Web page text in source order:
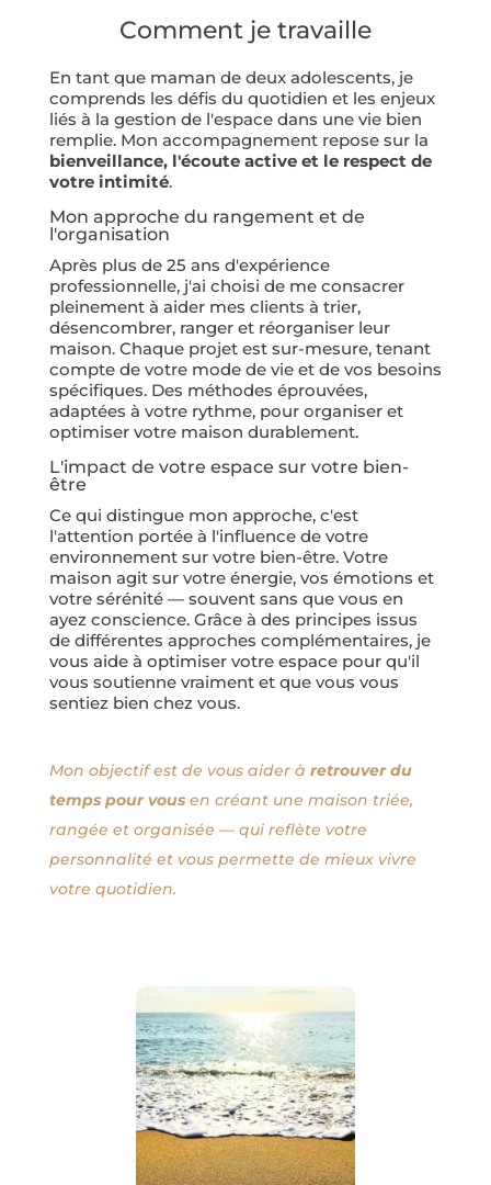
Comment je travaille
En tant que maman de deux adolescents, je
comprends les défis du quotidien et les enjeux
liés à la gestion de l'espace dans une vie bien
remplie. Mon accompagnement repose sur la
bienveillance, l'écoute active et le respect de
votre intimité.
Mon approche du rangement et de
l'organisation
Après plus de 25 ans d'expérience
professionnelle, j'ai choisi de me consacrer
pleinement à aider mes clients à trier,
désencombrer, ranger et réorganiser leur
maison. Chaque projet est sur-mesure, tenant
compte de votre mode de vie et de vos besoins
spécifiques. Des méthodes éprouvées,
adaptées à votre rythme, pour organiser et
optimiser votre maison durablement.
L'impact de votre espace sur votre bien-
être
Ce qui distingue mon approche, c'est
l'attention portée à l'influence de votre
environnement sur votre bien-être. Votre
maison agit sur votre énergie, vos émotions et
votre sérénité — souvent sans que vous en
ayez conscience. Grâce à des principes issus
de différentes approches complémentaires, je
vous aide à optimiser votre espace pour qu'il
vous soutienne vraiment et que vous vous
sentiez bien chez vous.
Mon objectif est de vous aider à retrouver du
temps pour vousen créant une maison triée,
rangée et organisée — qui reflète votre
personnalité et vous permette de mieux vivre
votre quotidien.